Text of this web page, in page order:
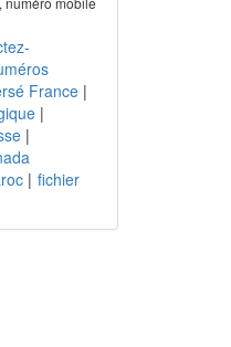
France|
|
|
| fichier